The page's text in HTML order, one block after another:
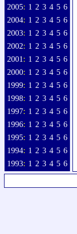
2005: 1 2 3 4 5 6
2004: 1 2 3 4 5 6
2003: 1 2 3 4 5 6
2002: 1 2 3 4 5 6
2001 : 1 2 3 4 5 6
2000: 1 2 3 4 5 6
1999: 1 2 3 4 5 6
1998: 1 2 3 4 5 6
1997: 1 2 3 4 5 6
1996: 1 2 3 4 5 6
1995: 1 2 3 4 5 6
1994: 1 2 3 4 5 6
1993: 1 2 3 4 5 6